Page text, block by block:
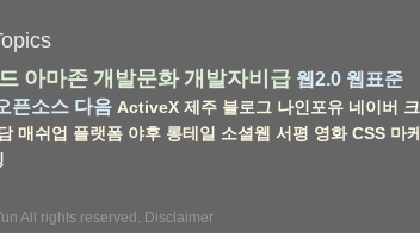
아마존 개발문화 개발자비급 웹2.0 웹표준
픈소스 다음 ActiveX 제주 블로그 나인포유 네이버 크
매쉬업 플랫폼 야후 롱테일 소셜웹 서평 영화 CSS 마케
All rights reserved. Disclaimer